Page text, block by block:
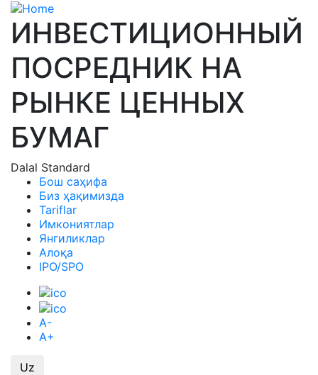
Skip to main content
ИНВЕСТИЦИОННЫЙ
ПОСРЕДНИК НА
РЫНКЕ ЦЕННЫХ
БУМАГ
Dalal Standard
Бош саҳифа
Биз ҳақимизда
Tariflar
Имкониятлар
Янгиликлар
Алоқа
IPO/SPO
A-
A+
Uz